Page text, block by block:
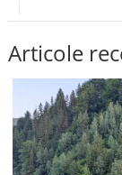
Articole